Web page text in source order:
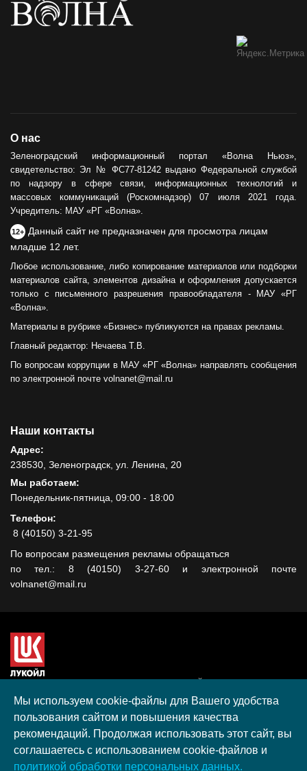
О нас
Зеленоградский информационный портал «Волна Ньюз»,
свидетельство: Эл № ФС77-81242 выдано Федеральной службой
по надзору в сфере связи, информационных технологий и
массовых коммуникаций (Роскомнадзор) 07 июля 2021 года.
Учредитель: МАУ «РГ «Волна».
12+ Данный сайт не предназначен для просмотра лицам
младше 12 лет.
Любое использование, либо копирование материалов или подборки
материалов сайта, элементов дизайна и оформления допускается
только с письменного разрешения правообладателя - МАУ «РГ
«Волна».
Материалы в рубрике «Бизнес» публикуются на правах рекламы.
Главный редактор: Нечаева Т.В.
По вопросам коррупции в МАУ «РГ «Волна» направлять сообщения
по электронной почте volnanet@mail.ru
Наши контакты
Адрес:
238530, Зеленоградск, ул. Ленина, 20
Мы работаем:
Понедельник-пятница, 09:00 - 18:00
Телефон:
8 (40150) 3-21-95
По вопросам размещения рекламы обращаться
по тел.: 8 (40150) 3-27-60 и электронной почте
volnanet@mail.ru
гранта, полученного в рамках XIII Конкурса социальных и
культурных проектов ПАО "ЛУКОЙЛ" на территории
Калининградской области в 2020 году
Согласие на обработку персональных данных
Разработка, поддержка и продвижение S-Media group
Мы используем cookie-файлы для Вашего удобства
пользования сайтом и повышения качества
рекомендаций. Продолжая использовать этот сайт, вы
соглашаетесь с использованием cookie-файлов и
политикой обработки персональных данных.